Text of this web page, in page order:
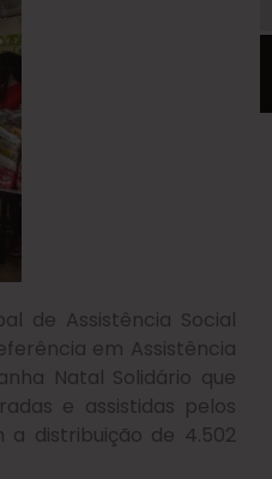
de Assistência Social
em Assistência
Natal Solidário que
e assistidas pelos
a distribuição de 4.502